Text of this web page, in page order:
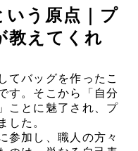
いう原点｜プ
教えてくれ
てバッグを作ったこ
す。そこから「自分
ことに魅了され、プ
した。
参加し、職人の方々